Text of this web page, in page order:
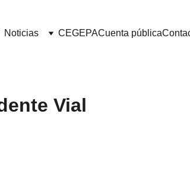
Noticias CEGEPACuenta pública
Vial